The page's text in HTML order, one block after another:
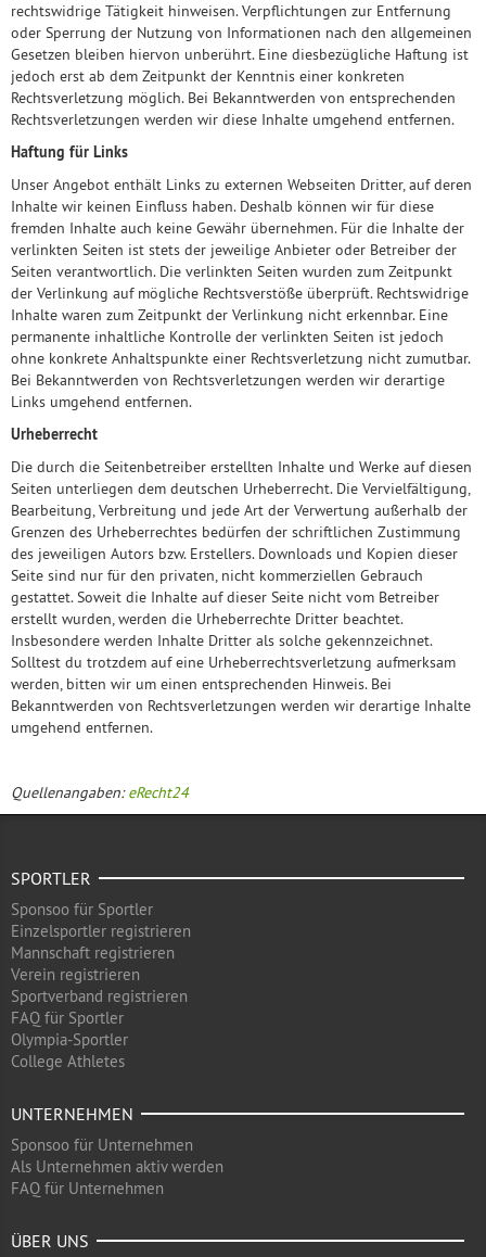
rechtswidrige Tätigkeit hinweisen. Verpflichtungen zur Entfernung
oder Sperrung der Nutzung von Informationen nach den allgemeinen
Gesetzen bleiben hiervon unberührt. Eine diesbezügliche Haftung ist
jedoch erst ab dem Zeitpunkt der Kenntnis einer konkreten
Rechtsverletzung möglich. Bei Bekanntwerden von entsprechenden
Rechtsverletzungen werden wir diese Inhalte umgehend entfernen.
Haftung für Links
Unser Angebot enthält Links zu externen Webseiten Dritter, auf deren
Inhalte wir keinen Einfluss haben. Deshalb können wir für diese
fremden Inhalte auch keine Gewähr übernehmen. Für die Inhalte der
verlinkten Seiten ist stets der jeweilige Anbieter oder Betreiber der
Seiten verantwortlich. Die verlinkten Seiten wurden zum Zeitpunkt
der Verlinkung auf mögliche Rechtsverstöße überprüft. Rechtswidrige
Inhalte waren zum Zeitpunkt der Verlinkung nicht erkennbar. Eine
permanente inhaltliche Kontrolle der verlinkten Seiten ist jedoch
ohne konkrete Anhaltspunkte einer Rechtsverletzung nicht zumutbar.
Bei Bekanntwerden von Rechtsverletzungen werden wir derartige
Links umgehend entfernen.
Urheberrecht
Die durch die Seitenbetreiber erstellten Inhalte und Werke auf diesen
Seiten unterliegen dem deutschen Urheberrecht. Die Vervielfältigung,
Bearbeitung, Verbreitung und jede Art der Verwertung außerhalb der
Grenzen des Urheberrechtes bedürfen der schriftlichen Zustimmung
des jeweiligen Autors bzw. Erstellers. Downloads und Kopien dieser
Seite sind nur für den privaten, nicht kommerziellen Gebrauch
gestattet. Soweit die Inhalte auf dieser Seite nicht vom Betreiber
erstellt wurden, werden die Urheberrechte Dritter beachtet.
Insbesondere werden Inhalte Dritter als solche gekennzeichnet.
Solltest du trotzdem auf eine Urheberrechtsverletzung aufmerksam
werden, bitten wir um einen entsprechenden Hinweis. Bei
Bekanntwerden von Rechtsverletzungen werden wir derartige Inhalte
umgehend entfernen.
Quellenangaben:eRecht24
SPORTLER
Sponsoo für Sportler
Einzelsportler registrieren
Mannschaft registrieren
Verein registrieren
Sportverband registrieren
FAQ für Sportler
Olympia-Sportler
College Athletes
UNTERNEHMEN
Sponsoo für Unternehmen
Als Unternehmen aktiv werden
FAQ für Unternehmen
ÜBER UNS